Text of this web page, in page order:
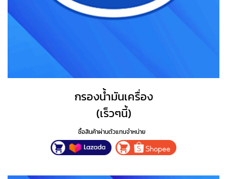
กรองน้ำมันเครื่อง
(เร็วๆนี้)
ซื้อสินค้าผ่านตัวแทนจำหน่าย